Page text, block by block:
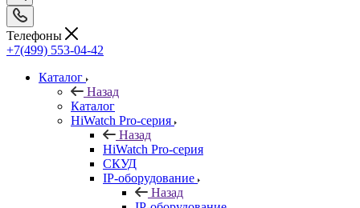
Телефоны
+7(499) 553-04-42
Каталог
Назад
Каталог
HiWatch Pro-серия
Назад
HiWatch Pro-серия
CКУД
IP-оборудование
Назад